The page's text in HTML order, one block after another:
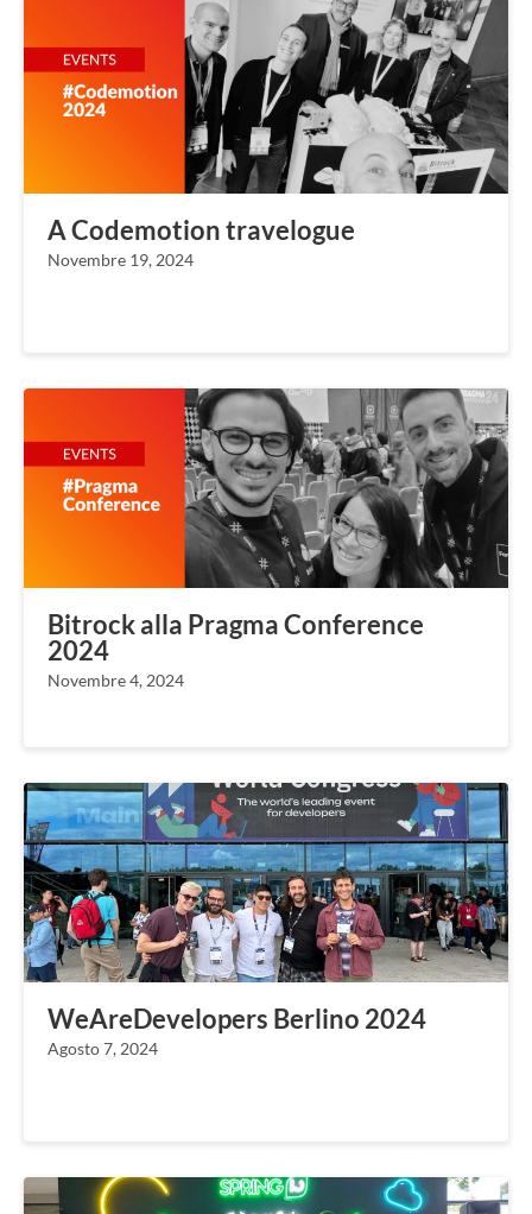
A Codemotion travelogue
Novembre 19, 2024
Bitrock alla Pragma Conference
2024
Novembre 4, 2024
WeAreDevelopers Berlino 2024
Agosto 7, 2024